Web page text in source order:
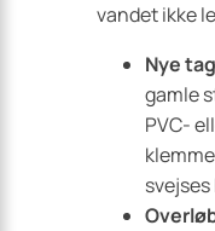
vandet ikke
Nye
gamle
PVC-